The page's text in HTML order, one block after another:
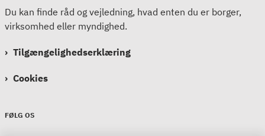
Du kan finde råd og vejledning, hvad enten du er borger,
virksomhed eller myndighed.
Tilgængelighedserklæring
Cookies
FØLG OS